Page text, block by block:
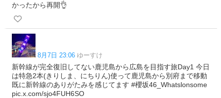
かったから再開👌
8月7日 23:06 ゆーすけ
新幹線が完全復旧してない鹿児島から広島を目指す旅Day1 今日
は特急2本(きりしま、にちりん)使って鹿児島から別府まで移動
既に新幹線のありがたみを感じてます #櫻坂46_Whatslonsome
pic.x.com/sjo4FUH6SO